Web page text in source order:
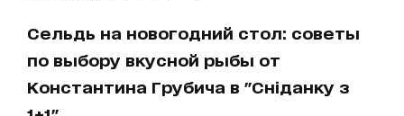
Сельдь на новогодний стол: советы
по выбору вкусной рыбы от
Константина Грубича в "Сніданку з